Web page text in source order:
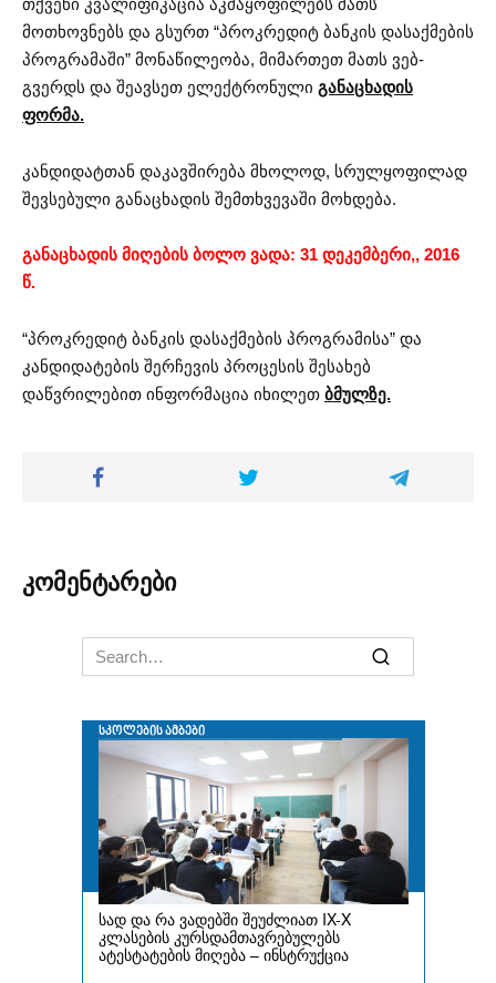
თქვენი კვალიფიკაცია აკმაყოფილებს მათს
მოთხოვნებს და გსურთ “პროკრედიტ ბანკის დასაქმების
პროგრამაში” მონაწილეობა, მიმართეთ მათს ვებ-
გვერდს და შეავსეთ ელექტრონული განაცხადის
ფორმა.
კანდიდატთან დაკავშირება მხოლოდ, სრულყოფილად
შევსებული განაცხადის შემთხვევაში მოხდება.
განაცხადის მიღების ბოლო ვადა: 31 დეკემბერი,, 2016
წ.
“პროკრედიტ ბანკის დასაქმების პროგრამისა” და
კანდიდატების შერჩევის პროცესის შესახებ
დაწვრილებით ინფორმაცია იხილეთ ბმულზე.
კომენტარები
Search
for: